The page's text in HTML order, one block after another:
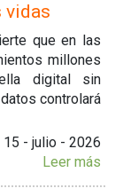
vidas
que en las
millones
digital sin
controlará
15 - julio - 2026
Leer más